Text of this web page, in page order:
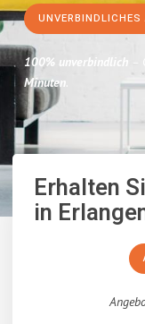
UNVERBINDLICHES
100% unverbindlich –
Minuten.
Erhalten
in